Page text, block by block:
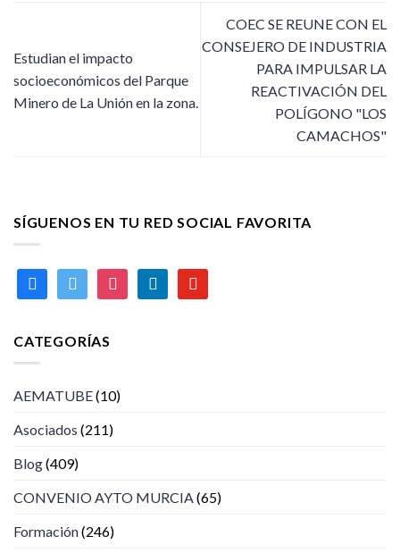
Estudian el impacto
socioeconómicos del Parque
Minero de La Unión en la zona.
COEC SE REUNE CON EL
CONSEJERO DE INDUSTRIA
PARA IMPULSAR LA
REACTIVACIÓN DEL
POLÍGONO "LOS
CAMACHOS"
SÍGUENOS EN TU RED SOCIAL FAVORITA
facebooktwitter instagramlinkedin youtube
CATEGORÍAS
AEMATUBE(10)
Asociados (211)
Blog(409)
CONVENIO AYTO MURCIA (65)
Formación(246)